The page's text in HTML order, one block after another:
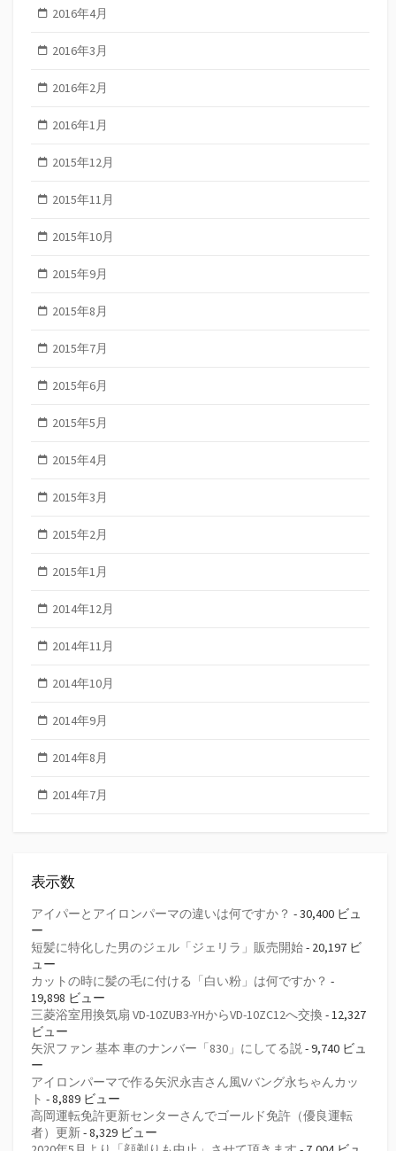
2016年4月
2016年3月
2016年2月
2016年1月
2015年12月
2015年11月
2015年10月
2015年9月
2015年8月
2015年7月
2015年6月
2015年5月
2015年4月
2015年3月
2015年2月
2015年1月
2014年12月
2014年11月
2014年10月
2014年9月
2014年8月
2014年7月
表示数
アイパーとアイロンパーマの違いは何ですか？ - 30,400 ビュ
ー
短髪に特化した男のジェル「ジェリラ」販売開始- 20,197 ビ
ュー
カットの時に髪の毛に付ける「白い粉」は何ですか？ -
19,898 ビュー
三菱浴室用換気扇 VD-10ZUB3-YHからVD-10ZC12へ交換 - 12,327
ビュー
矢沢ファン 基本 車のナンバー「830」にしてる説- 9,740 ビュ
ー
アイロンパーマで作る矢沢永吉さん風Vバング永ちゃんカッ
ト - 8,889 ビュー
高岡運転免許更新センターさんでゴールド免許（優良運転
者）更新- 8,329 ビュー